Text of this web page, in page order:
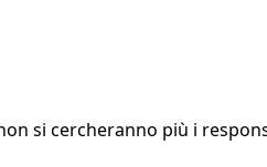
si cercheranno più i